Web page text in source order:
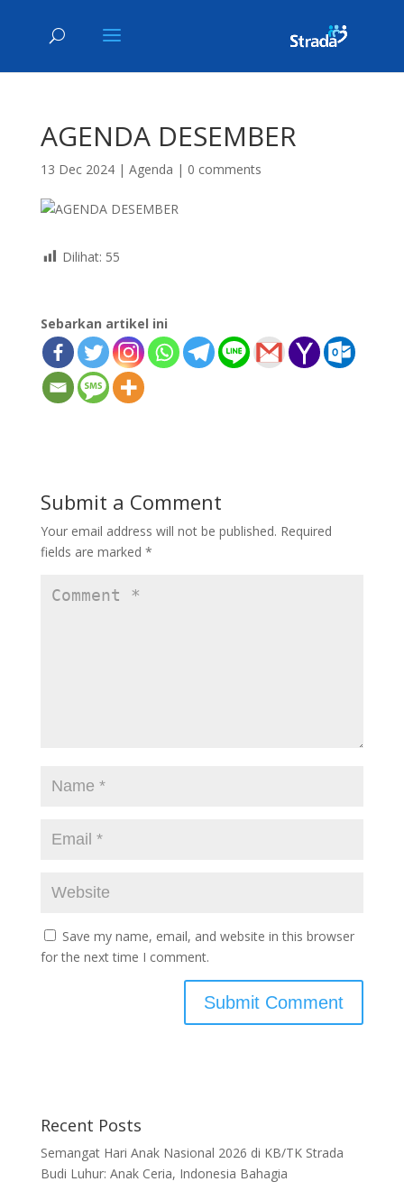
AGENDA DESEMBER
13 Dec 2024| Agenda | 0 comments
Dilihat: 55
Sebarkan artikel ini
Submit a Comment
Your email address will not be published. Required
fields are marked *
Save my name, email, and website in this browser
for the next time I comment.
Recent Posts
Semangat Hari Anak Nasional 2026 di KB/TK Strada
Budi Luhur: Anak Ceria, Indonesia Bahagia